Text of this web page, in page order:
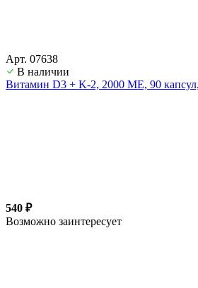
Арт. 07638
В наличии
Витамин D3 + K-2, 2000 ME, 90
540 ₽
Возможно заинтересует